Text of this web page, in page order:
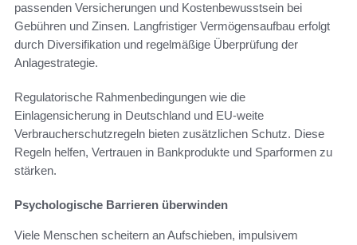
passenden Versicherungen und Kostenbewusstsein bei
Gebühren und Zinsen. Langfristiger Vermögensaufbau erfolgt
durch Diversifikation und regelmäßige Überprüfung der
Anlagestrategie.
Regulatorische Rahmenbedingungen wie die
Einlagensicherung in Deutschland und EU-weite
Verbraucherschutzregeln bieten zusätzlichen Schutz. Diese
Regeln helfen, Vertrauen in Bankprodukte und Sparformen zu
stärken.
Psychologische Barrieren überwinden
Viele Menschen scheitern an Aufschieben, impulsivem